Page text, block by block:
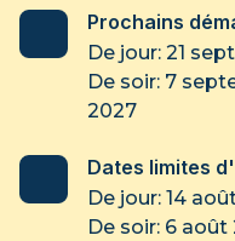
Prochains
De jour: 21
De soir: 7
2027
Dates limites
De jour: 14
De soir: 6 août